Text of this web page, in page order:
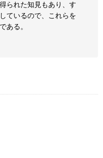
られた知見もあり、す
ているので、これらを
ある。